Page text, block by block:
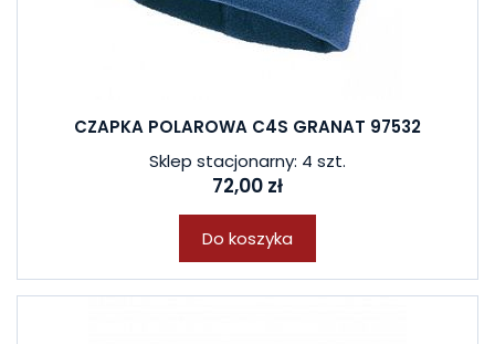
CZAPKA POLAROWA C4S GRANAT 97532
Sklep stacjonarny: 4 szt.
72,00 zł
Do koszyka